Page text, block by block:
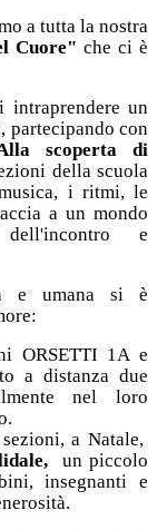
a tutta la nostra
Cuore" che ci è
intraprendere un
partecipando con
scoperta di
della scuola
i ritmi, le
a un mondo
e
e umana si è
ORSETTI 1A e
a distanza due
nel loro
a Natale,
un piccolo
insegnanti e